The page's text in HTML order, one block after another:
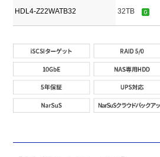
HDL4-Z22WATB32 32TB